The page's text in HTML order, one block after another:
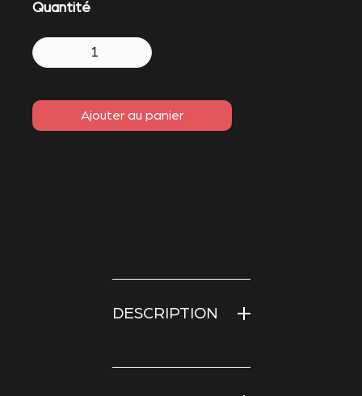
Quantité
DESCRIPTION